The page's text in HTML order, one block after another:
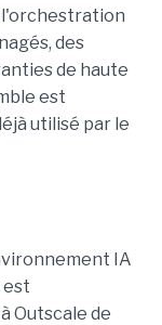
l'orchestration
des
de haute
est
utilisé par le
IA
est
Outscale de